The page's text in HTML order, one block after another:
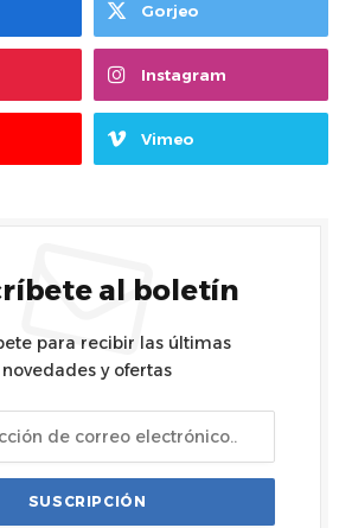
Gorjeo
Instagram
Vimeo
al boletín
para recibir las últimas
novedades y ofertas